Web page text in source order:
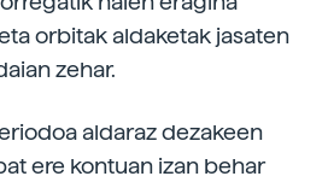
orbitak aldaketak jasaten
zehar.
aldaraz dezakeen
ere kontuan izan behar